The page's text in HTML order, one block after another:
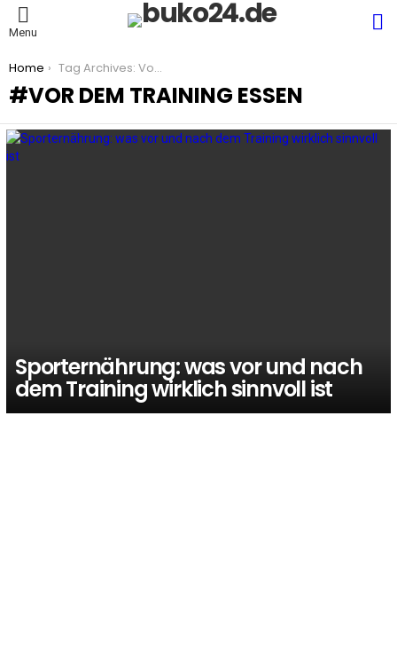
Menu
You are here:
Home Tag Archives: Vor dem Training essen
VOR DEM TRAINING ESSEN
Sporternährung: was vor und nach
dem Training wirklich sinnvoll ist